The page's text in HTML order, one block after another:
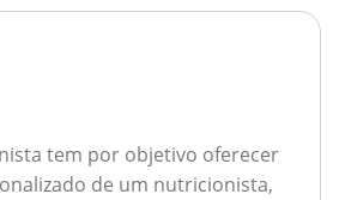
tem por objetivo oferecer
de um nutricionista,